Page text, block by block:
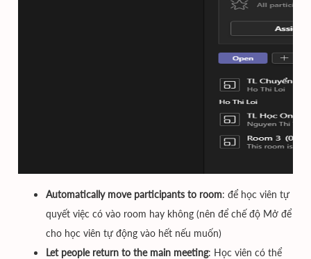
Automatically move participants to room: để học viên tự
quyết việc có vào room hay không (nên để chế độ Mở để
cho học viên tự động vào hết nếu muốn)
Let people return to the main meeting: Học viên có thể